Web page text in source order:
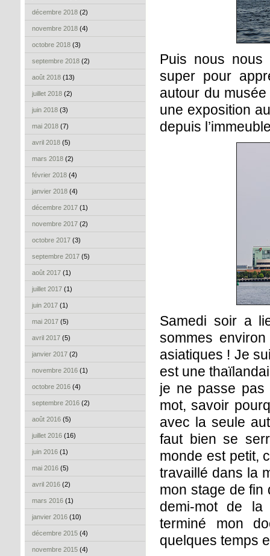
décembre 2018 (2)
novembre 2018 (4)
octobre 2018 (3)
septembre 2018 (2)
août 2018 (13)
juillet 2018 (2)
juin 2018 (3)
mai 2018 (7)
avril 2018 (5)
mars 2018 (2)
février 2018 (4)
janvier 2018 (4)
décembre 2017 (1)
novembre 2017 (2)
octobre 2017 (3)
septembre 2017 (5)
août 2017 (1)
juillet 2017 (1)
juin 2017 (1)
mai 2017 (5)
avril 2017 (5)
janvier 2017 (2)
novembre 2016 (1)
octobre 2016 (4)
septembre 2016 (2)
août 2016 (5)
juillet 2016 (16)
juin 2016 (1)
mai 2016 (5)
avril 2016 (2)
mars 2016 (1)
janvier 2016 (10)
décembre 2015 (4)
novembre 2015 (4)
Puis nous nous
super pour
autour du
une exposition
depuis
Samedi soir a
sommes
asiatiques ! Je
est une
je ne passe pas
mot, savoir
avec la seule
faut bien se
monde est petit,
travaillé dans la
mon stage de fin
demi-mot de la
terminé mon
quelques temps